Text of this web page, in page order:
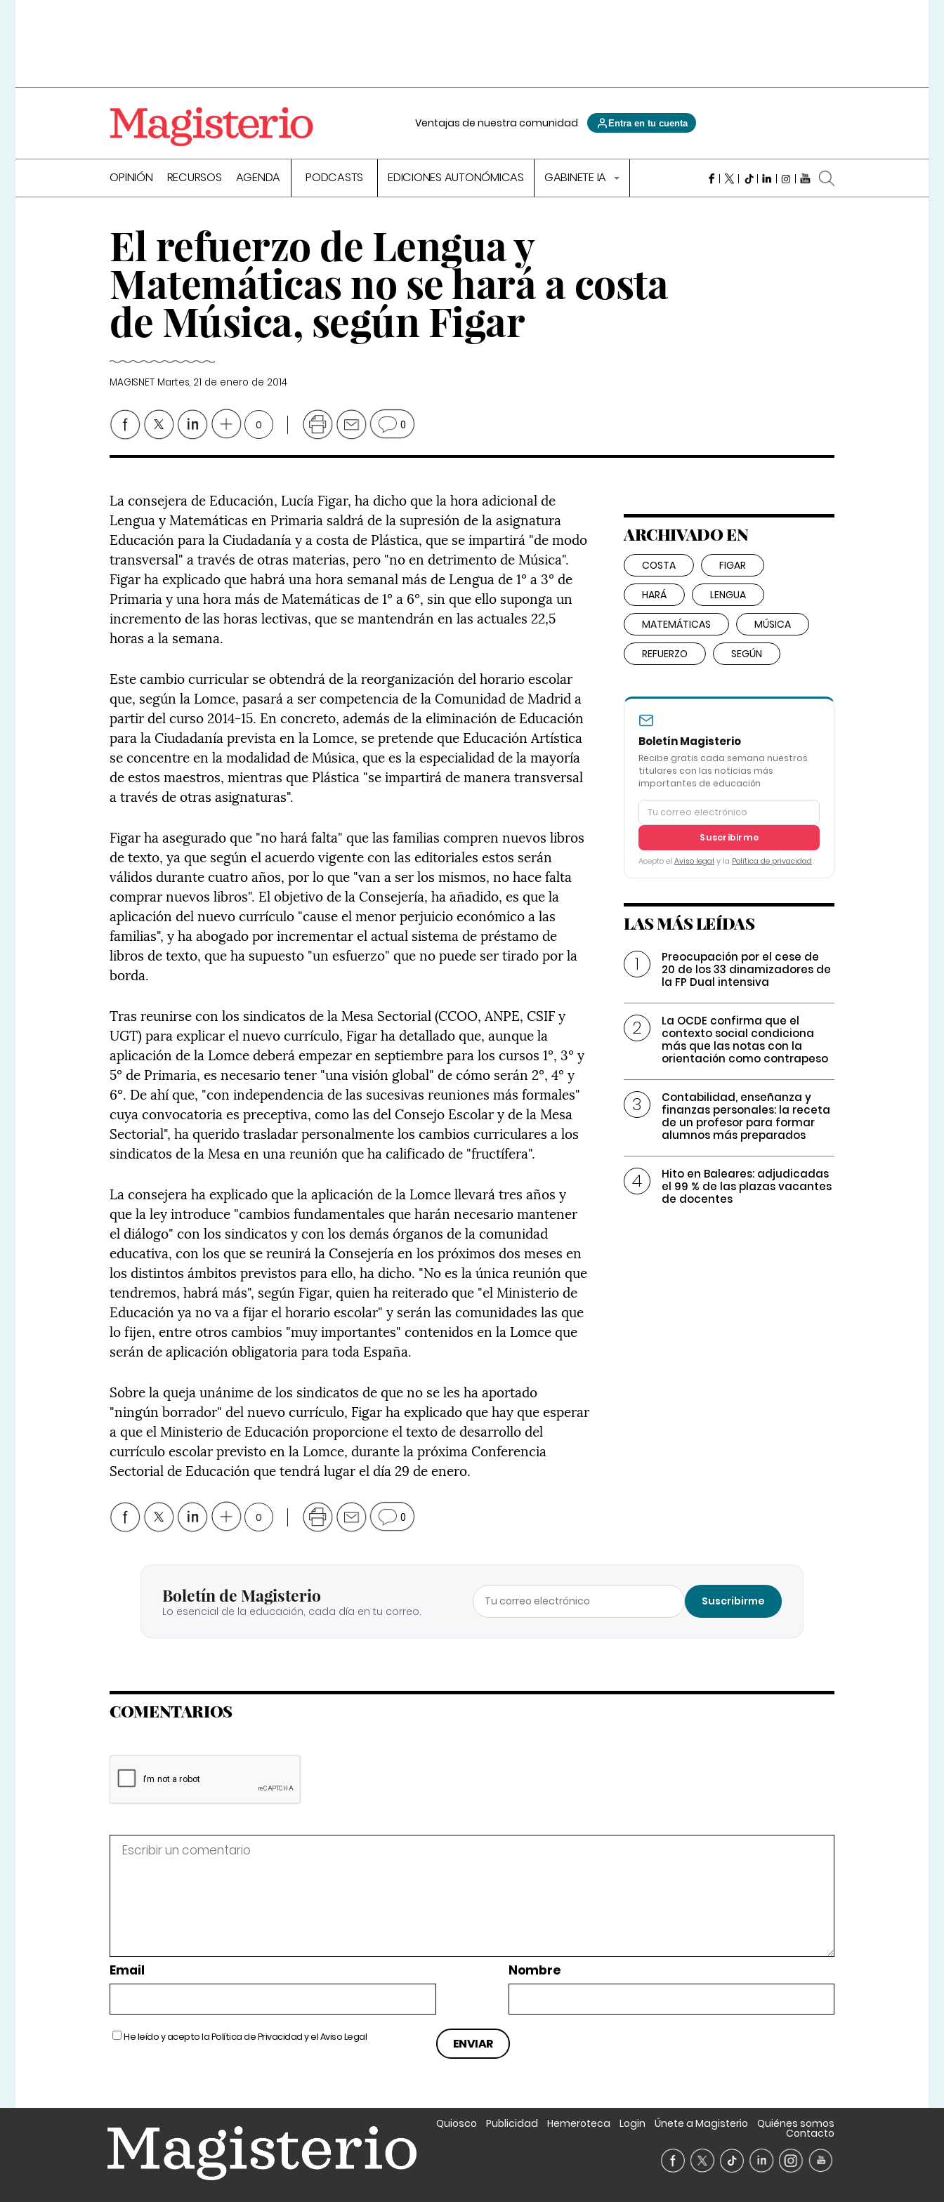
Ventajas de nuestra comunidad Entra en tu cuenta
OPINIÓN RECURSOS AGENDA PODCASTS EDICIONES AUTONÓMICAS GABINETE IA
El refuerzo de Lengua y
Matemáticas no se hará a costa
de Música, según Figar
MAGISNET Martes, 21 de enero de 2014
0 0
La consejera de Educación, Lucía Figar, ha dicho que la hora adicional de
Lengua y Matemáticas en Primaria saldrá de la supresión de la asignatura
Educación para la Ciudadanía y a costa de Plástica, que se impartirá "de modo
transversal" a través de otras materias, pero "no en detrimento de Música".
Figar ha explicado que habrá una hora semanal más de Lengua de 1º a 3º de
Primaria y una hora más de Matemáticas de 1º a 6º, sin que ello suponga un
incremento de las horas lectivas, que se mantendrán en las actuales 22,5
horas a la semana.
Este cambio curricular se obtendrá de la reorganización del horario escolar
que, según la Lomce, pasará a ser competencia de la Comunidad de Madrid a
partir del curso 2014-15. En concreto, además de la eliminación de Educación
para la Ciudadanía prevista en la Lomce, se pretende que Educación Artística
se concentre en la modalidad de Música, que es la especialidad de la mayoría
de estos maestros, mientras que Plástica "se impartirá de manera transversal
a través de otras asignaturas".
Figar ha asegurado que "no hará falta" que las familias compren nuevos libros
de texto, ya que según el acuerdo vigente con las editoriales estos serán
válidos durante cuatro años, por lo que "van a ser los mismos, no hace falta
comprar nuevos libros". El objetivo de la Consejería, ha añadido, es que la
aplicación del nuevo currículo "cause el menor perjuicio económico a las
familias", y ha abogado por incrementar el actual sistema de préstamo de
libros de texto, que ha supuesto "un esfuerzo" que no puede ser tirado por la
borda.
Tras reunirse con los sindicatos de la Mesa Sectorial (CCOO, ANPE, CSIF y
UGT) para explicar el nuevo currículo, Figar ha detallado que, aunque la
aplicación de la Lomce deberá empezar en septiembre para los cursos 1º, 3º y
5º de Primaria, es necesario tener "una visión global" de cómo serán 2º, 4º y
6º. De ahí que, "con independencia de las sucesivas reuniones más formales"
cuya convocatoria es preceptiva, como las del Consejo Escolar y de la Mesa
Sectorial", ha querido trasladar personalmente los cambios curriculares a los
sindicatos de la Mesa en una reunión que ha calificado de "fructífera".
La consejera ha explicado que la aplicación de la Lomce llevará tres años y
que la ley introduce "cambios fundamentales que harán necesario mantener
el diálogo" con los sindicatos y con los demás órganos de la comunidad
educativa, con los que se reunirá la Consejería en los próximos dos meses en
los distintos ámbitos previstos para ello, ha dicho. "No es la única reunión que
tendremos, habrá más", según Figar, quien ha reiterado que "el Ministerio de
Educación ya no va a fijar el horario escolar" y serán las comunidades las que
lo fijen, entre otros cambios "muy importantes" contenidos en la Lomce que
serán de aplicación obligatoria para toda España.
Sobre la queja unánime de los sindicatos de que no se les ha aportado
"ningún borrador" del nuevo currículo, Figar ha explicado que hay que esperar
a que el Ministerio de Educación proporcione el texto de desarrollo del
currículo escolar previsto en la Lomce, durante la próxima Conferencia
Sectorial de Educación que tendrá lugar el día 29 de enero.
0 0
ARCHIVADO EN
COSTA FIGAR
HARÁ LENGUA
MATEMÁTICAS MÚSICA
REFUERZO SEGÚN
Boletín Magisterio
Recibe gratis cada semana nuestros
titulares con las noticias más
importantes de educación
Suscribirme
Acepto el Aviso legal y la Política de privacidad
LAS MÁS LEÍDAS
Preocupación por el cese de
20 de los 33 dinamizadores de
la FP Dual intensiva
La OCDE confirma que el
contexto social condiciona
más que las notas con la
orientación como contrapeso
Contabilidad, enseñanza y
finanzas personales: la receta
de un profesor para formar
alumnos más preparados
Hito en Baleares: adjudicadas
el 99 % de las plazas vacantes
de docentes
Boletín de Magisterio
Lo esencial de la educación, cada día en tu correo.
Suscribirme
COMENTARIOS
Email Nombre
He leído y acepto laPolítica de Privacidady elAviso Legal
Quiosco Publicidad Hemeroteca Login Únete a Magisterio Quiénes somos
Contacto